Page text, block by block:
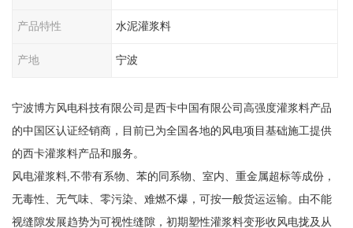
产品特性 水泥灌浆料
产地 宁波
宁波博方风电科技有限公司是西卡中国有限公司高强度灌浆料产品
的中国区认证经销商，目前已为全国各地的风电项目基础施工提供
的西卡灌浆料产品和服务。
风电灌浆料,不带有系物、苯的同系物、室内、重金属超标等成份，
无毒性、无气味、零污染、难燃不爆，可按一般货运运输。由不能
视缝隙发展趋势为可视性缝隙，初期塑性灌浆料变形收风电拢及从